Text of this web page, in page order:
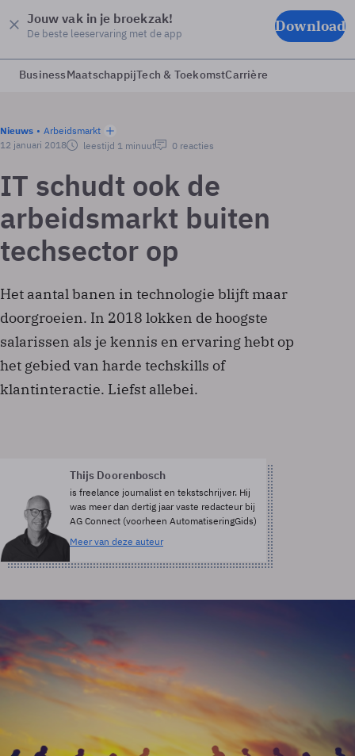
Jouw vak in je broekzak!
De beste leeservaring met de app Download
BusinessMaatschappijTech & ToekomstCarrière
Nieuws
Arbeidsmarkt
12 januari 2018
leestijd 1 minuut 0 reacties
IT schudt ook de
arbeidsmarkt buiten
techsector op
Het aantal banen in technologie blijft maar
doorgroeien. In 2018 lokken de hoogste
salarissen als je kennis en ervaring hebt op
het gebied van harde techskills of
klantinteractie. Liefst allebei.
Thijs Doorenbosch
is freelance journalist en tekstschrijver. Hij
was meer dan dertig jaar vaste redacteur bij
AG Connect (voorheen AutomatiseringGids)
Meer van deze auteur